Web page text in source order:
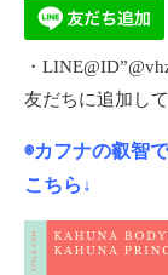
・
友だちに追加し
◉カフナの叡智
こちら↓